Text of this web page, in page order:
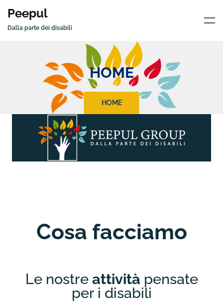
Peepul
Dalla parte dei disabili
HOME
HOME
Cosa facciamo
Le nostre attività pensate
per i disabili